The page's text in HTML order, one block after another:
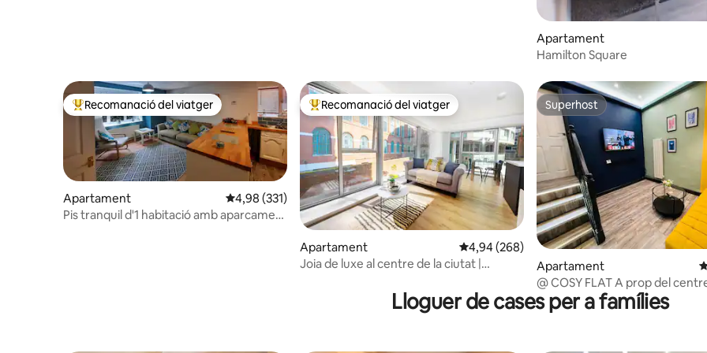
Apartament
Hamilton Square
Principals recomanacions dels viatgers
Recomanació del viatger
Apartament 4,98 de puntuació mitjana d'un total de 5; 331 avaluacions
4,98 (331)
Pis tranquil d'1 habitació amb aparcament
Principals recomanacions dels viatgers
Recomanació del viatger
Apartament 4,94 de puntuació mitjana d'un total de 5; 268
4,94 (268)
Joia de luxe al centre de la ciutat |
Superhost
Superhost
Apartament
@ COSY FLAT A prop del
l'estadi @Aparcament GRATUÏT
Lloguer de cases per a famílies